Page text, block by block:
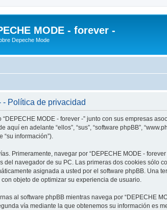
MODE - forever -
Depeche Mode
- Política de privacidad
MODE - forever -” junto con sus empresas
aquí en adelante “ellos”, “sus”, “software phpBB”,
información”).
Primeramente, navegar por “DEPECHE MODE -
del navegador de su PC. Las primeras dos cookies sólo
asignada a usted por el software phpBB. Una
objeto de optimizar su experiencia de usuario.
al software phpBB mientras navega por “DEPECHE
vía mediante la que obtenemos su información es